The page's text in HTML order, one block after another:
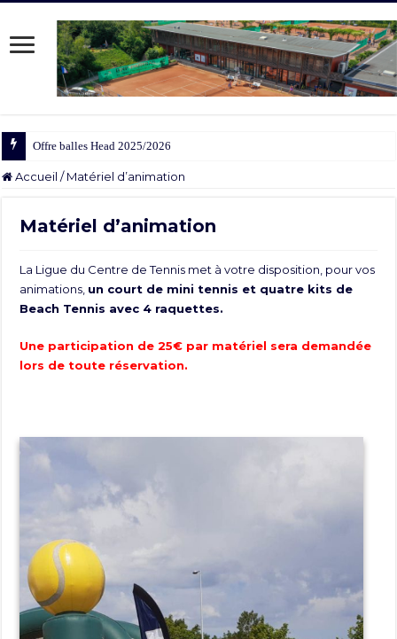
Offre balles Head 2025/2026
Accueil / Matériel d’animation
Matériel d’animation
La Ligue du Centre de Tennis met à votre disposition, pour vos
animations, un court de mini tennis et quatre kits de
Beach Tennis avec 4 raquettes.
Une participation de 25€ par matériel sera demandée
lors de toute réservation.